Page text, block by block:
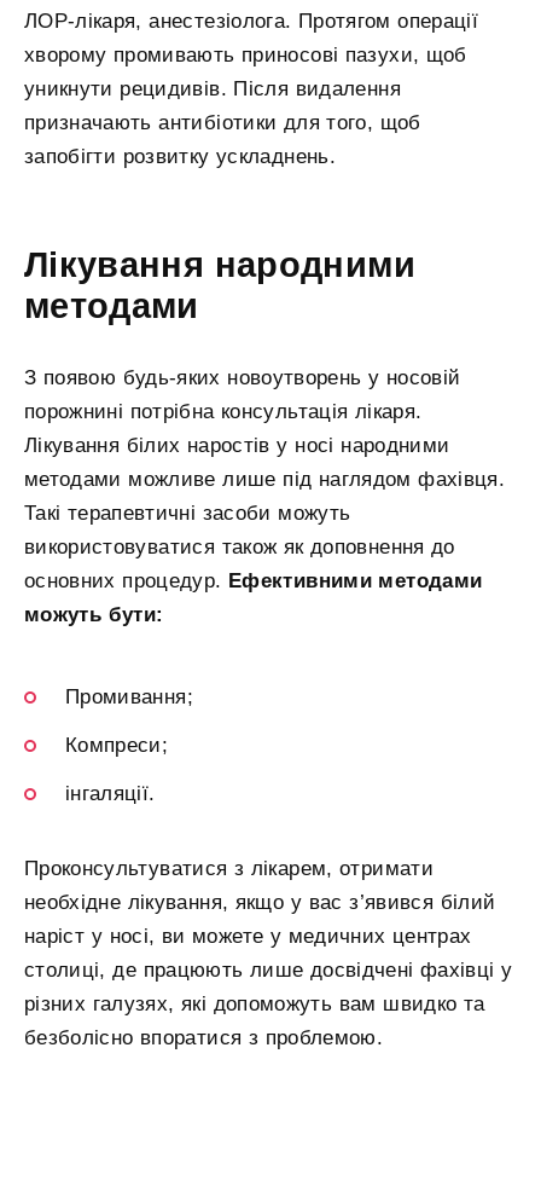
ЛОР-лікаря, анестезіолога. Протягом операції
хворому промивають приносові пазухи, щоб
уникнути рецидивів. Після видалення
призначають антибіотики для того, щоб
запобігти розвитку ускладнень.
Лікування народними
методами
З появою будь-яких новоутворень у носовій
порожнині потрібна консультація лікаря.
Лікування білих наростів у носі народними
методами можливе лише під наглядом фахівця.
Такі терапевтичні засоби можуть
використовуватися також як доповнення до
основних процедур. Ефективними методами
можуть бути:
Промивання;
Компреси;
інгаляції.
Проконсультуватися з лікарем, отримати
необхідне лікування, якщо у вас з’явився білий
наріст у носі, ви можете у медичних центрах
столиці, де працюють лише досвідчені фахівці у
різних галузях, які допоможуть вам швидко та
безболісно впоратися з проблемою.